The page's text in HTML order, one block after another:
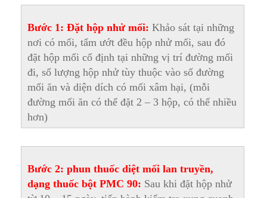
Bước 1: Đặt hộp nhử mối: Khảo sát tại những
nơi có mối, tẩm ướt đều hộp nhử mối, sau đó
đặt hộp mối cố định tại những vị trí đường mối
đi, số lượng hộp nhử tùy thuộc vào số đường
mối ăn và diện dích có mối xâm hại, (mỗi
đường mối ăn có thể đặt 2 – 3 hộp, có thể nhiều
hơn)
Bước 2: phun thuốc diệt mối lan truyền,
dạng thuốc bột PMC 90: Sau khi đặt hộp nhử